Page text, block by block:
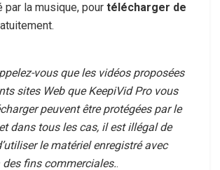
la musique, pour télécharger de
vous que les vidéos proposées
sites Web que KeepiVid Pro vous
peuvent être protégées par le
dans tous les cas, il est illégal de
le matériel enregistré avec
des fins commerciales..